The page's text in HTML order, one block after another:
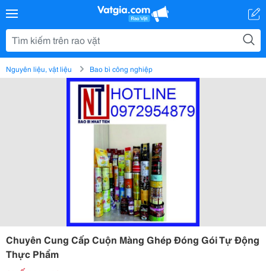
Nguyên liệu, vật liệu Bao bì công nghiệp
Chuyên Cung Cấp Cuộn Màng Ghép Đóng Gói Tự Động
Thực Phẩm